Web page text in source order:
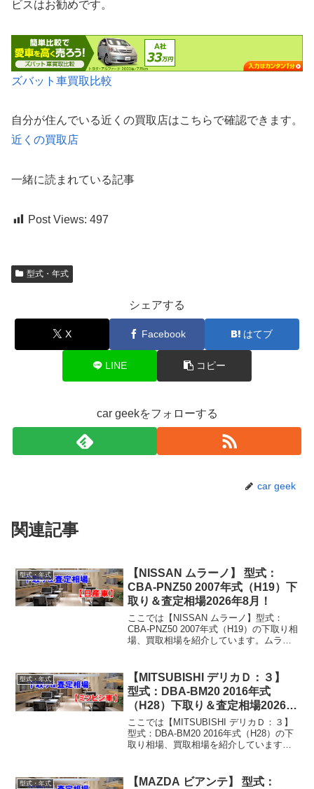
ビスはお勧めです。
ズバット車買取比較
自分が住んでいる近くの買取店はこちらで確認できます。
近くの買取店
一緒に読まれている記事
Post Views: 497
型式・年式
シェアする
X Facebook はてブ
LINE コピー
car geekをフォローする
car geek
関連記事
型式・年式
【NISSAN ムラーノ】 型式：
CBA-PNZ50 2007年式（H19）下
取り＆査定相場2026年8月！
ここでは【NISSAN ムラーノ】型式：
CBA-PNZ50 2007年式（H19）の下取り相
場、買取相場を紹介しています。ムラー
円～121万円買取り相...
型式・年式
【MITSUBISHI デリカＤ：３】
型式：DBA-BM20 2016年式
（H28）下取り＆査定相場2026年
8月！
ここでは【MITSUBISHI デリカＤ：３】
型式：DBA-BM20 2016年式（H28）の下
取り相場、買取相場を紹介しています。
場：マイナス1万円～168...
型式・年式
【MAZDA ビアンテ】 型式：